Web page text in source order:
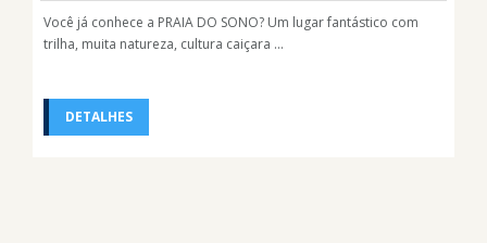
Você já conhece a PRAIA DO SONO? Um lugar fantástico com
trilha, muita natureza, cultura caiçara ...
DETALHES